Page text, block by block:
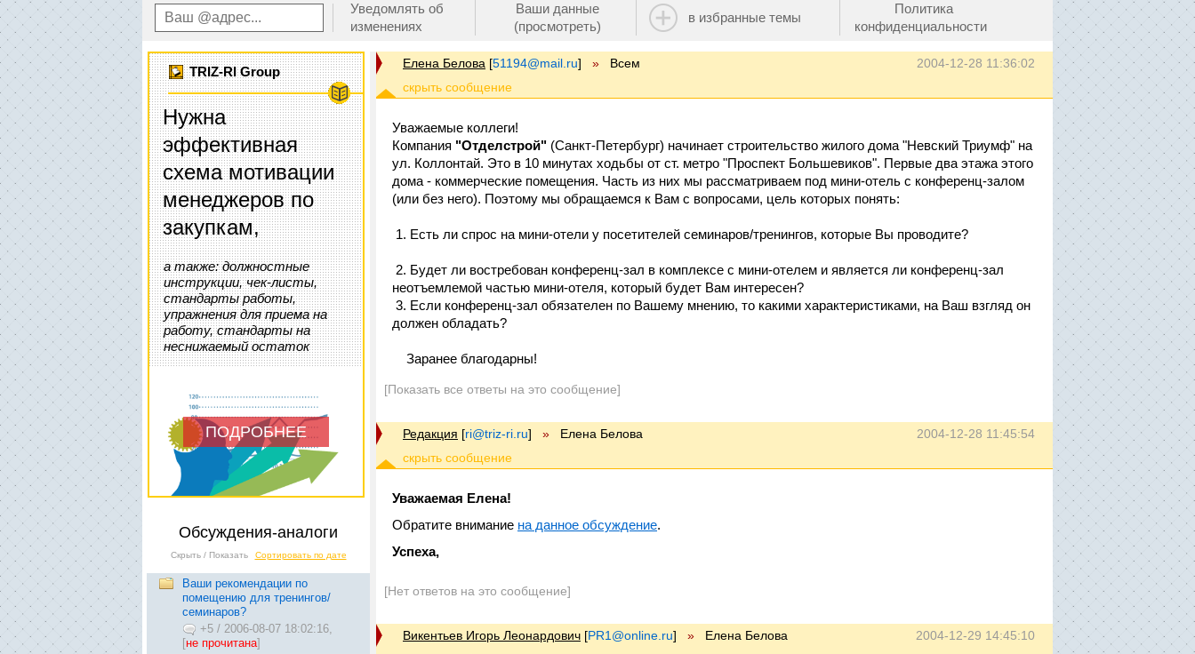
Уведомлять об
изменениях
Ваши данные
(просмотреть)
в избранные темы
Политика
конфиденциальности
TRIZ-RI Group
Нужна
эффективная
схема мотивации
менеджеров по
закупкам,
а также: должностные
инструкции, чек-листы,
стандарты работы,
упражнения для приема на
работу, стандарты на
неснижаемый остаток
ПОДРОБНЕЕ
Обсуждения-аналоги
Скрыть / Показать Сортировать по дате
Ваши рекомендации по
помещению для тренингов/
семинаров?
+5 / 2006-08-07 18:02:16,
[не прочитана]
2004-12-28 11:36:02
Елена Белова [51194@mail.ru] » Всем
Уважаемые коллеги!
Компания "Отделстрой" (Санкт-Петербург) начинает строительство жилого дома "Невский Триумф" на
ул. Коллонтай. Это в 10 минутах ходьбы от ст. метро "Проспект Большевиков". Первые два этажа этого
дома - коммерческие помещения. Часть из них мы рассматриваем под мини-отель с конференц-залом
(или без него). Поэтому мы обращаемся к Вам с вопросами, цель которых понять:
1. Есть ли спрос на мини-отели у посетителей семинаров/тренингов, которые Вы проводите?
2. Будет ли востребован конференц-зал в комплексе с мини-отелем и является ли конференц-зал
неотъемлемой частью мини-отеля, который будет Вам интересен?
3. Если конференц-зал обязателен по Вашему мнению, то какими характеристиками, на Ваш взгляд он
должен обладать?
Заранее благодарны!
[Показать все ответы на это сообщение]
2004-12-28 11:45:54
Редакция [ri@triz-ri.ru] » Елена Белова
Уважаемая Елена!
Обратите внимание на данное обсуждение.
Успеха,
[Нет ответов на это сообщение]
2004-12-29 14:45:10
Викентьев Игорь Леонардович [PR1@online.ru] » Елена Белова